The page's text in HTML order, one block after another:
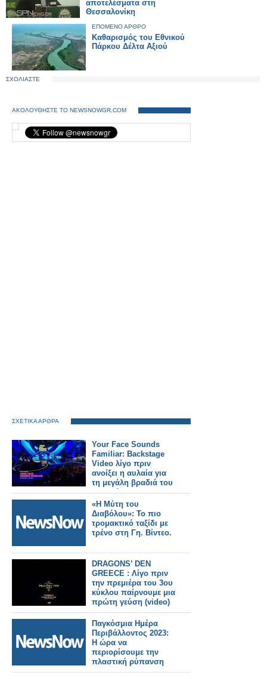
αποτελέσματα στη
Θεσσαλονίκη
ΕΠΟΜΕΝΟ ΑΡΘΡΟ
Καθαρισμός του Εθνικού
Πάρκου Δέλτα Αξιού
ΣΧΟΛΙΑΣΤΕ
ΑΚΟΛΟΥΘΗΣΤΕ ΤΟ NEWSNOWGR.COM
ΣΧΕΤΙΚΑ ΑΡΘΡΑ
Your Face Sounds
Familiar: Backstage
Video λίγο πριν
ανοίξει η αυλαία για
τη μεγάλη βραδιά του
Τελικού
«Η Μύτη του
Διαβόλου»: Το πιο
τρομακτικό ταξίδι με
τρένο στη Γη. Βίντεο.
DRAGONS’ DEN
GREECE : Λίγο πριν
την πρεμιέρα του 3ου
κύκλου παίρνουμε μια
πρώτη γεύση (video)
Παγκόσμια Ημέρα
Περιβάλλοντος 2023:
Η ώρα να
περιορίσουμε την
πλαστική ρύπανση